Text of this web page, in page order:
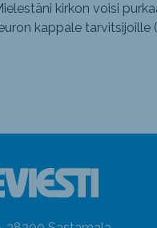
kirkon voisi
kappale tarvitsijoille